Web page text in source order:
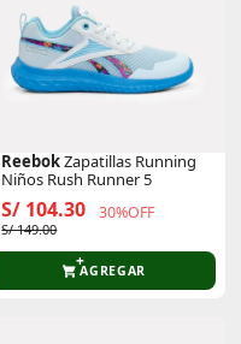
ReebokZapatillas Running
Niños Rush Runner 5
S/ 104.30 30%OFF
S/ 149.00
AGREGAR